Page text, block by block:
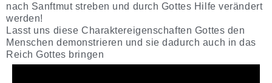
nach Sanftmut streben und durch Gottes Hilfe verändert
werden!
Lasst uns diese Charaktereigenschaften Gottes den
Menschen demonstrieren und sie dadurch auch in das
Reich Gottes bringen